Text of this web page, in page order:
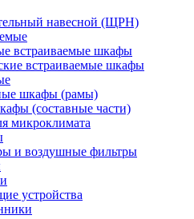
навесной (ЩРН)
встраиваемые шкафы
встраиваемые шкафы
шкафы (рамы)
(составные части)
микроклимата
и воздушные фильтры
устройства